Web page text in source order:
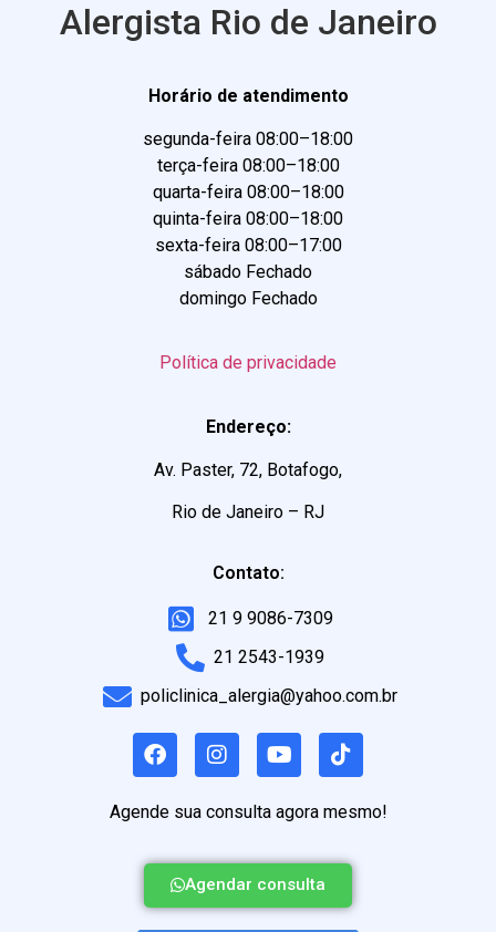
Alergista Rio de Janeiro
Horário de atendimento
segunda-feira 08:00–18:00
terça-feira 08:00–18:00
quarta-feira 08:00–18:00
quinta-feira 08:00–18:00
sexta-feira 08:00–17:00
sábado Fechado
domingo Fechado
Política de privacidade
Endereço:
Av. Paster, 72, Botafogo,
Rio de Janeiro – RJ
Contato:
21 9 9086-7309
21 2543-1939
policlinica_alergia@yahoo.com.br
Agende sua consulta agora mesmo!
Agendar consulta